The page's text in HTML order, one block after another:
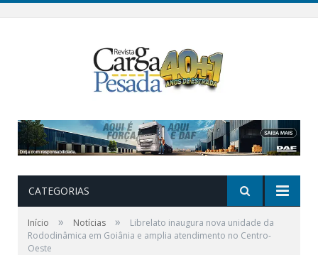
CATEGORIAS
Início » Notícias »
Librelato inaugura nova unidade da
Rododinâmica em Goiânia e amplia atendimento no Centro-
Oeste